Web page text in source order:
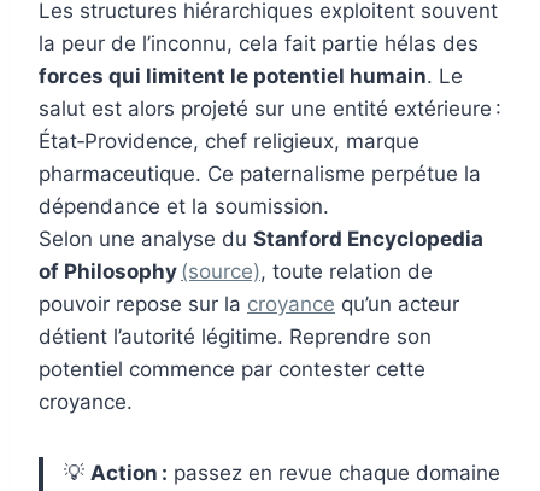
Les structures hiérarchiques exploitent souvent
la peur de l’inconnu, cela fait partie hélas des
forces qui limitent le potentiel humain. Le
salut est alors projeté sur une entité extérieure :
État‑Providence, chef religieux, marque
pharmaceutique. Ce paternalisme perpétue la
dépendance et la soumission.
Selon une analyse du Stanford Encyclopedia
of Philosophy (source), toute relation de
pouvoir repose sur la croyance qu’un acteur
détient l’autorité légitime. Reprendre son
potentiel commence par contester cette
croyance.
💡 Action : passez en revue chaque domaine